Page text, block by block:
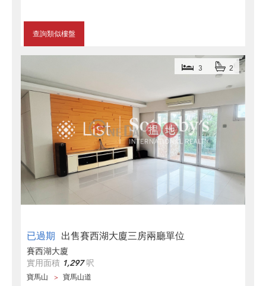
查詢類似樓盤
已過期 出售賽西湖大廈三房兩廳單位
3 2
賽西湖大廈
實用面積 1,297呎
寶馬山 寶馬山道